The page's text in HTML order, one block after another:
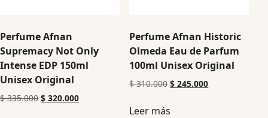
Perfume Afnan
Supremacy Not Only
Intense EDP 150ml
Unisex Original
$335.000 $ 320.000
Perfume Afnan Historic
Olmeda Eau de Parfum
100ml Unisex Original
$310.000 $ 245.000
Leer más